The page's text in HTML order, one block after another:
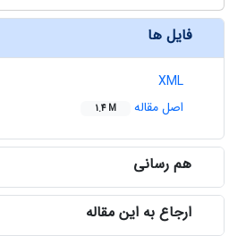
فایل ها
XML
اصل مقاله
1.4 M
هم رسانی
ارجاع به این مقاله